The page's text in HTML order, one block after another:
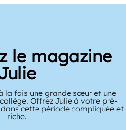
le magazine
la fois une grande sœur et une
Offrez Julie à votre pré-
cette période compliquée et
riche.